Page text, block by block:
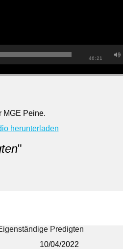
46:21
MGE Peine.
herunterladen
"
10/04/2022